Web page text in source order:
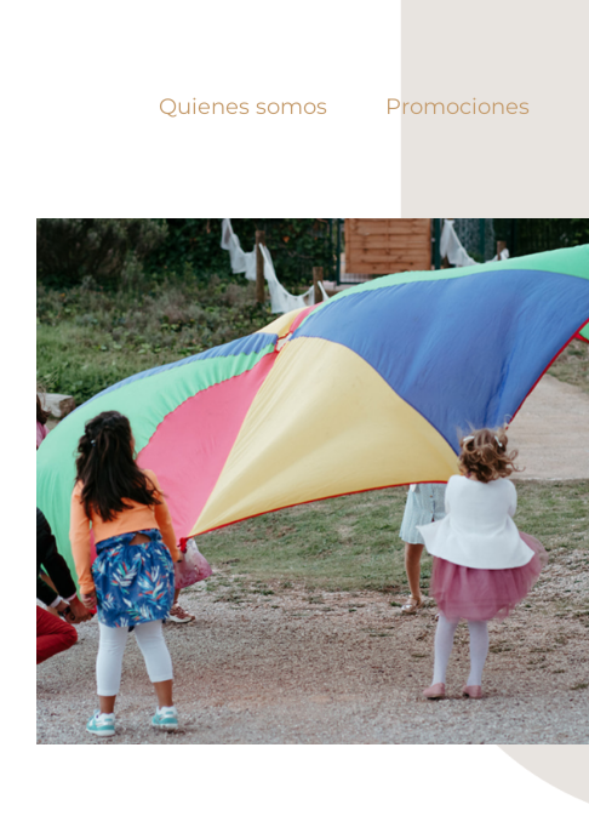
Quienes somos Promociones